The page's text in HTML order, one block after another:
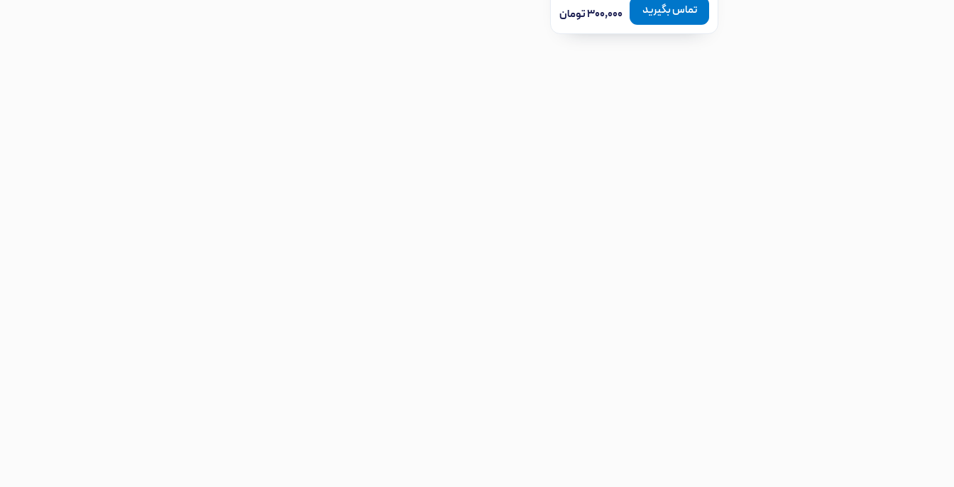
۳۰۰,۰۰۰تومان تماس بگیرید